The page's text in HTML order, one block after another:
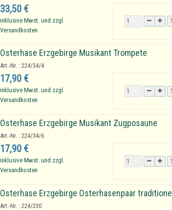
33,50 €
inklusive Mwst. und zzgl.
Versandkosten
Osterhase Erzgebirge Musikant Trompete
Art.-Nr. : 224/34/4
17,90 €
inklusive Mwst. und zzgl.
Versandkosten
Osterhase Erzgebirge Musikant Zugposaune
Art.-Nr. : 224/34/6
17,90 €
inklusive Mwst. und zzgl.
Versandkosten
Osterhase Erzgebirge Osterhasenpaar traditionell
Art.-Nr. : 224/230